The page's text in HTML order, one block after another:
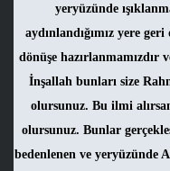
yeryüzünde
aydınlandığımız yere
dönüşe hazırlanmamızdır
İnşallah bunları size
olursunuz. Bu ilmi
olursunuz. Bunlar
bedenlenen ve yeryüzünde